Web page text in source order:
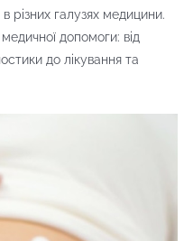
різних галузях медицини.
допомоги: від
до лікування та